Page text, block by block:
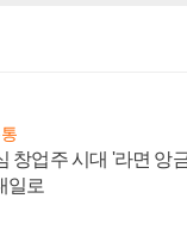
창업주 시대 '라면 앙
일로